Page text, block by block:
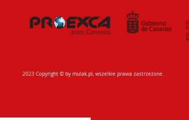
2023 Copyright © by mulak.pl, wszelkie prawa zastrzeżone.